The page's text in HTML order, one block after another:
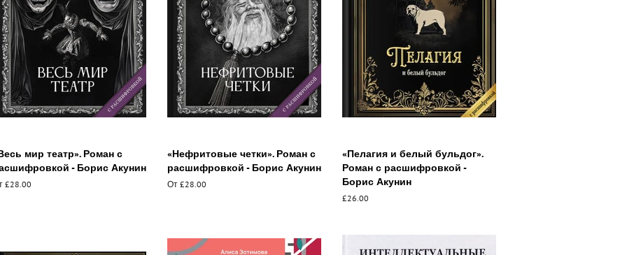
мир театр». Роман с
- Борис Акунин
£28.00
«Нефритовые четки». Роман с
расшифровкой - Борис Акунин
От £28.00
«Пелагия и белый бульдог».
Роман с расшифровкой -
Борис Акунин
Обычная
£26.00